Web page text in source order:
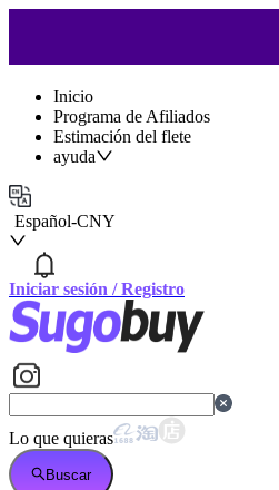
Inicio
Programa de Afiliados
Estimación del flete
ayuda
Español-CNY
Iniciar sesión /Registro
Lo que quieras
Buscar